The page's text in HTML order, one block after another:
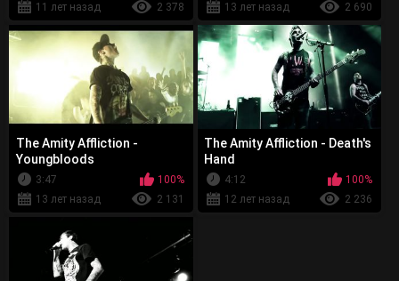
11 лет назад
2 378
13 лет назад
2 690
The Amity Affliction -
Youngbloods
3:47
100%
13 лет назад
2 131
The Amity Affliction - Death's
Hand
4:12
100%
12 лет назад
2 236